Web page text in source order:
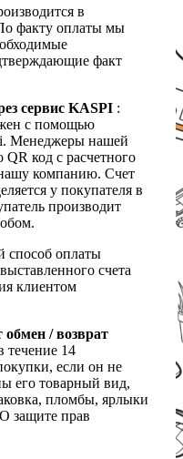
в
факту оплаты мы
факт
сервис KASPI :
с помощью
Менеджеры нашей
код с расчетного
компанию. Счет
у покупателя в
производит
способ оплаты
счета
клиентом
/ возврат
течение 14
если он не
его товарный вид,
пломбы, ярлыки
защите прав